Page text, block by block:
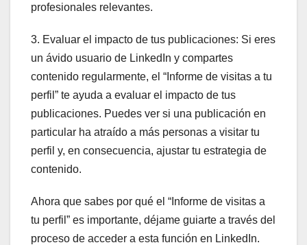
profesionales relevantes.
3. Evaluar el impacto de tus publicaciones: Si eres
un ávido usuario de LinkedIn y compartes
contenido regularmente, el “Informe de visitas a tu
perfil” te ayuda a evaluar el impacto de tus
publicaciones. Puedes ver si una publicación en
particular ha atraído a más personas a visitar tu
perfil y, en consecuencia, ajustar tu estrategia de
contenido.
Ahora que sabes por qué el “Informe de visitas a
tu perfil” es importante, déjame guiarte a través del
proceso de acceder a esta función en LinkedIn.